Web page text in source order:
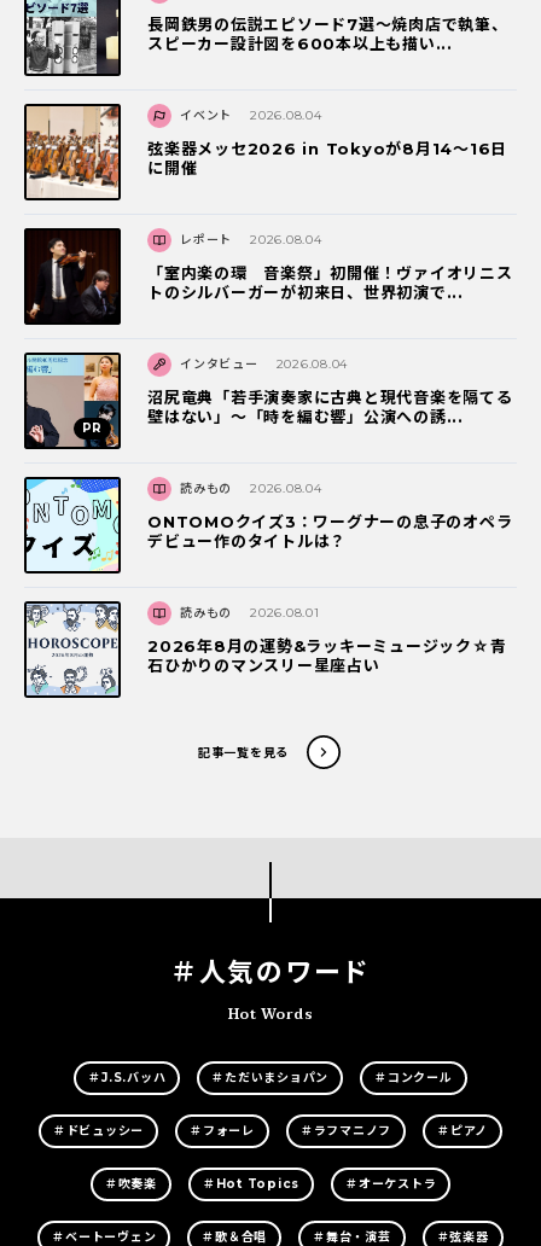
長岡鉄男の伝説エピソード7選〜焼肉店で執筆、
スピーカー設計図を600本以上も描い...
イベント 2026.08.04
弦楽器メッセ2026 in Tokyoが8月14～16日
に開催
レポート 2026.08.04
「室内楽の環 音楽祭」初開催！ヴァイオリニス
トのシルバーガーが初来日、世界初演で...
インタビュー 2026.08.04
沼尻竜典「若手演奏家に古典と現代音楽を隔てる
壁はない」～「時を編む響」公演への誘...
読みもの 2026.08.04
ONTOMOクイズ3：ワーグナーの息子のオペラ
デビュー作のタイトルは？
読みもの 2026.08.01
2026年8月の運勢&ラッキーミュージック☆青
石ひかりのマンスリー星座占い
記事一覧を見る
＃人気のワード
Hot Words
＃J.S.バッハ ＃ただいまショパン ＃コンクール
＃ドビュッシー ＃フォーレ ＃ラフマニノフ ＃ピアノ
＃吹奏楽 ＃Hot Topics ＃オーケストラ
＃ベートーヴェン ＃歌＆合唱 ＃舞台・演芸 ＃弦楽器